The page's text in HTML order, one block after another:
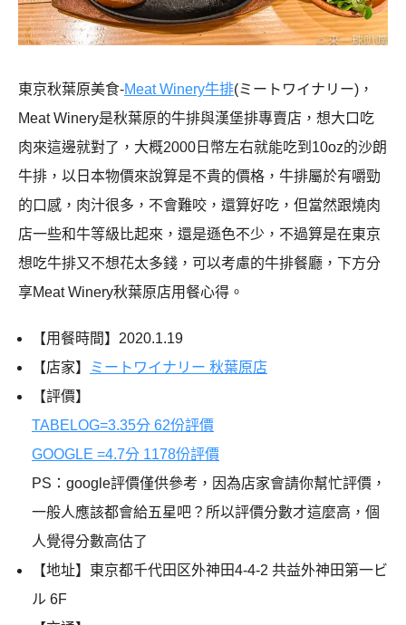
東京秋葉原美食-Meat Winery牛排(ミートワイナリー)，
Meat Winery是秋葉原的牛排與漢堡排專賣店，想大口吃
肉來這邊就對了，大概2000日幣左右就能吃到10oz的沙朗
牛排，以日本物價來說算是不貴的價格，牛排屬於有嚼勁
的口感，肉汁很多，不會難咬，還算好吃，但當然跟燒肉
店一些和牛等級比起來，還是遜色不少，不過算是在東京
想吃牛排又不想花太多錢，可以考慮的牛排餐廳，下方分
享Meat Winery秋葉原店用餐心得。
【用餐時間】2020.1.19
【店家】
ミートワイナリー 秋葉原店
【評價】
TABELOG=3.35分 62份評價
GOOGLE =4.7分 1178份評價
PS：google評價僅供參考，因為店家會請你幫忙評價，
一般人應該都會給五星吧？所以評價分數才這麼高，個
人覺得分數高估了
【地址】東京都千代田区外神田4-4-2 共益外神田第一ビ
ル 6F